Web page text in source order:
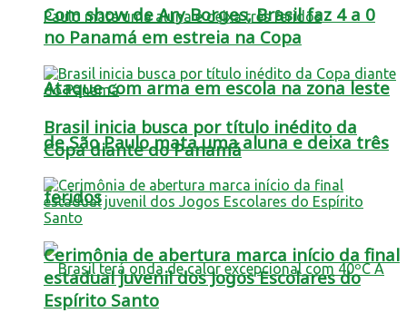
Ataque com arma em escola na zona leste
de São Paulo mata uma aluna e deixa três
feridos
Com show de Ary Borges, Brasil faz 4 a 0
no Panamá em estreia na Copa
Brasil inicia busca por título inédito da
Copa diante do Panamá
Cerimônia de abertura marca início da final
estadual juvenil dos Jogos Escolares do
Espírito Santo